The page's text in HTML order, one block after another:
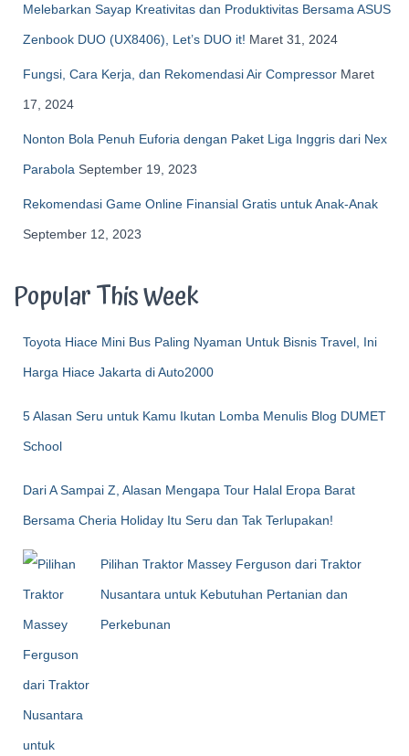
Melebarkan Sayap Kreativitas dan Produktivitas Bersama ASUS
Zenbook DUO (UX8406), Let’s DUO it! Maret 31, 2024
Fungsi, Cara Kerja, dan Rekomendasi Air Compressor Maret
17, 2024
Nonton Bola Penuh Euforia dengan Paket Liga Inggris dari Nex
Parabola September 19, 2023
Rekomendasi Game Online Finansial Gratis untuk Anak-Anak
September 12, 2023
Popular This Week
Toyota Hiace Mini Bus Paling Nyaman Untuk Bisnis Travel, Ini
Harga Hiace Jakarta di Auto2000
5 Alasan Seru untuk Kamu Ikutan Lomba Menulis Blog DUMET
School
Dari A Sampai Z, Alasan Mengapa Tour Halal Eropa Barat
Bersama Cheria Holiday Itu Seru dan Tak Terlupakan!
Pilihan Traktor Massey Ferguson dari Traktor
Nusantara untuk Kebutuhan Pertanian dan
Perkebunan